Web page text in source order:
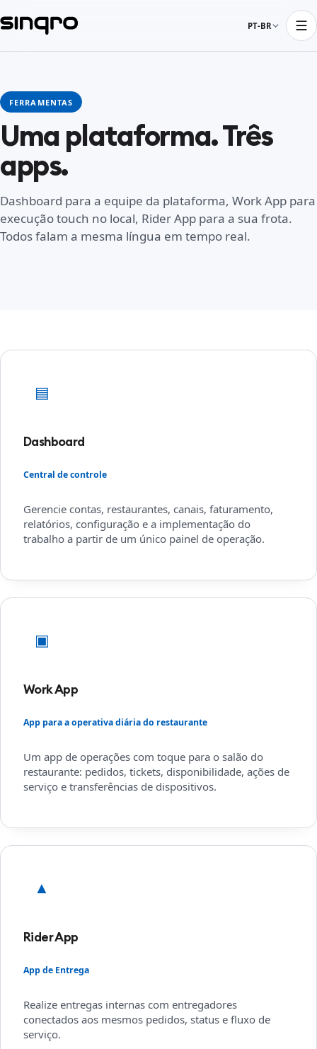
PT-BR
FERRAMENTAS
Uma plataforma. Três
apps.
Dashboard para a equipe da plataforma, Work App para
execução touch no local, Rider App para a sua frota.
Todos falam a mesma língua em tempo real.
▤
Dashboard
Central de controle
Gerencie contas, restaurantes, canais, faturamento,
relatórios, configuração e a implementação do
trabalho a partir de um único painel de operação.
▣
Work App
App para a operativa diária do restaurante
Um app de operações com toque para o salão do
restaurante: pedidos, tickets, disponibilidade, ações de
serviço e transferências de dispositivos.
▲
Rider App
App de Entrega
Realize entregas internas com entregadores
conectados aos mesmos pedidos, status e fluxo de
serviço.